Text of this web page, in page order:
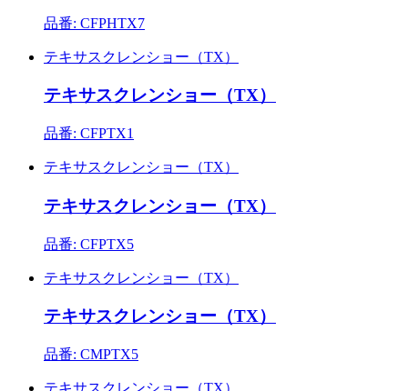
品番: CFPHTX7
テキサスクレンショー（TX）
テキサスクレンショー（TX）
品番: CFPTX1
テキサスクレンショー（TX）
テキサスクレンショー（TX）
品番: CFPTX5
テキサスクレンショー（TX）
テキサスクレンショー（TX）
品番: CMPTX5
テキサスクレンショー（TX）